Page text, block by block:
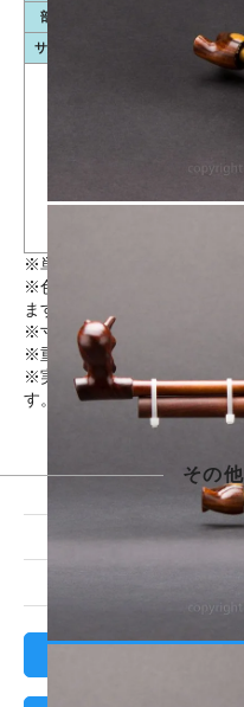
部位
サイズ 11.6 12.6
※単位/mm（若干の誤差が生
※色味等、PC環境によって
ます。
※寸法図Cは上下可動部分ま
※重量には竿枕を含みます。
※実店舗と在庫を共有してい
す。お急ぎの場合はこちらか
その
オープ